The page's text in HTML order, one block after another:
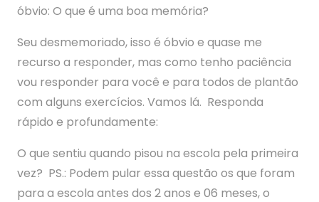
óbvio: O que é uma boa memória?
Seu desmemoriado, isso é óbvio e quase me
recurso a responder, mas como tenho paciência
vou responder para você e para todos de plantão
com alguns exercícios. Vamos lá. Responda
rápido e profundamente:
O que sentiu quando pisou na escola pela primeira
vez? PS.: Podem pular essa questão os que foram
para a escola antes dos 2 anos e 06 meses, o